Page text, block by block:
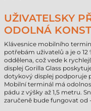
UŽIVATELSKY
ODOLNÁ
Klávesnice mobilního
potřebám uživatelů a je o 12
oddělena, což vede k
displej Gorilla Glass
dotykový displej podporuje
Mobilní terminál má
pádu z výšky až 1,5 metru.
zaručeně bude fungovat od